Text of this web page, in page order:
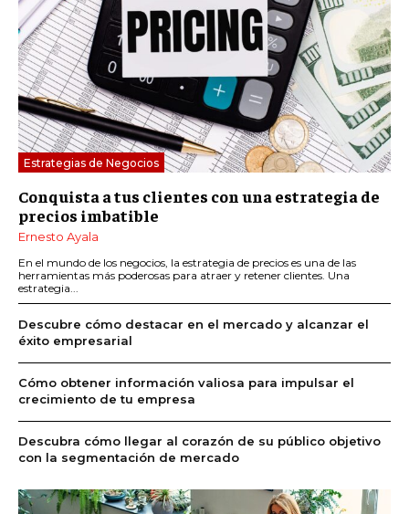
Estrategias de Negocios
Conquista a tus clientes con una estrategia de
precios imbatible
Ernesto Ayala
En el mundo de los negocios, la estrategia de precios es una de las
herramientas más poderosas para atraer y retener clientes. Una
estrategia...
Descubre cómo destacar en el mercado y alcanzar el
éxito empresarial
Cómo obtener información valiosa para impulsar el
crecimiento de tu empresa
Descubra cómo llegar al corazón de su público objetivo
con la segmentación de mercado